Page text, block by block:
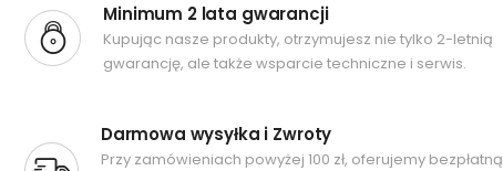
Minimum 2 lata gwarancji
Kupując nasze produkty, otrzymujesz nie tylko 2-letnią
gwarancję, ale także wsparcie techniczne i serwis.
Darmowa wysyłka i Zwroty
Przy zamówieniach powyżej 100 zł, oferujemy bezpłatną